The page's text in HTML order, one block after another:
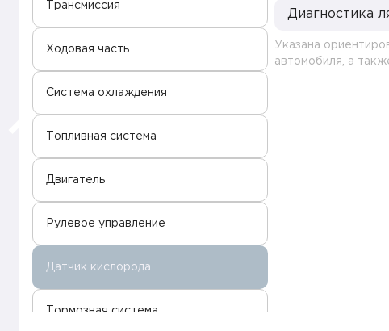
Трансмиссия
Ходовая часть
Система охлаждения
Топливная система
Двигатель
Рулевое управление
Датчик кислорода
Тормозная система
Диагностика
Указана
автомобиля, а